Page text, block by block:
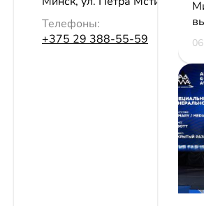
Телефоны:
+375 29 388-55-59